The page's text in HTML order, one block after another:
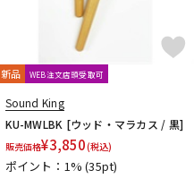
新品 WEB注文店頭受取可
Sound King
KU-MWLBK [ウッド・マラカス / 黒]
販売価格¥3,850(税込)
ポイント：1%(35pt)